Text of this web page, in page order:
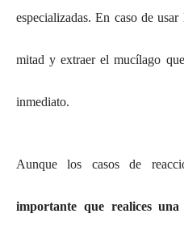
especializadas. En caso de
mitad y extraer el mucílago
inmediato.
Aunque los casos de
importante que realices